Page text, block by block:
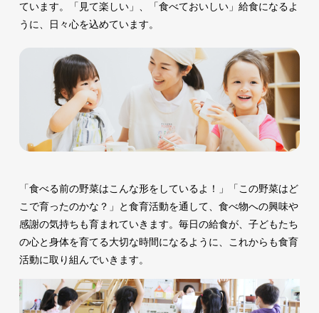
ています。「見て楽しい」、「食べておいしい」給食になるよ
うに、日々心を込めています。
「食べる前の野菜はこんな形をしているよ！」「この野菜はど
こで育ったのかな？」と食育活動を通して、食べ物への興味や
感謝の気持ちも育まれていきます。毎日の給食が、子どもたち
の心と身体を育てる大切な時間になるように、これからも食育
活動に取り組んでいきます。